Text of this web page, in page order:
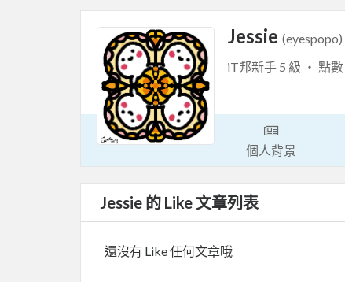
Jessie (eyespopo)
iT邦新手 5 級 ‧ 點數
個人背景
Jessie 的 Like 文章列表
還沒有 Like 任何文章哦